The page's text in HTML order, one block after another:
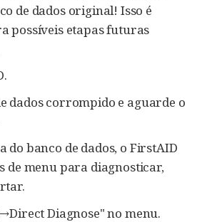
de dados original! Isso é
possíveis etapas futuras
dados corrompido e aguarde o
do banco de dados, o FirstAID
de menu para diagnosticar,
Diagnose" no menu.